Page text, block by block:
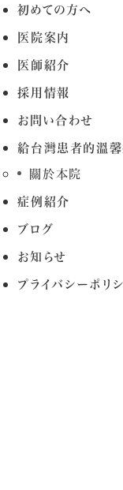
初めての方へ
医院案内
医師紹介
採用情報
お問い合わせ
給台灣患者的溫
關於本院
症例紹介
ブログ
お知らせ
プライバシーポリ